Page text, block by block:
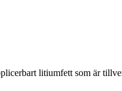
litiumfett som är